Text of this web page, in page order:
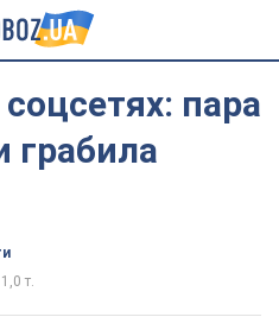
пара
грабила
1,0 т.